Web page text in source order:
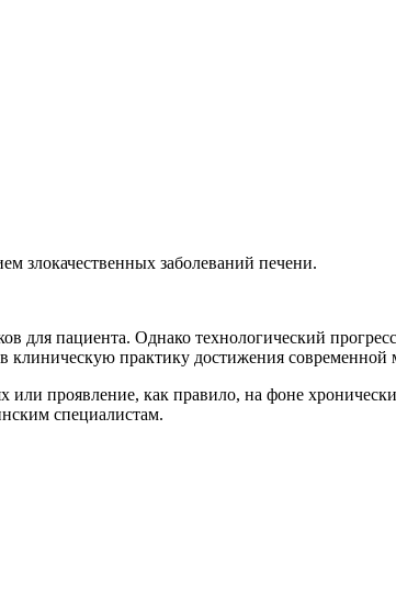
злокачественных заболеваний печени.
для пациента. Однако технологический
практику достижения современной
проявление, как правило, на фоне
специалистам.